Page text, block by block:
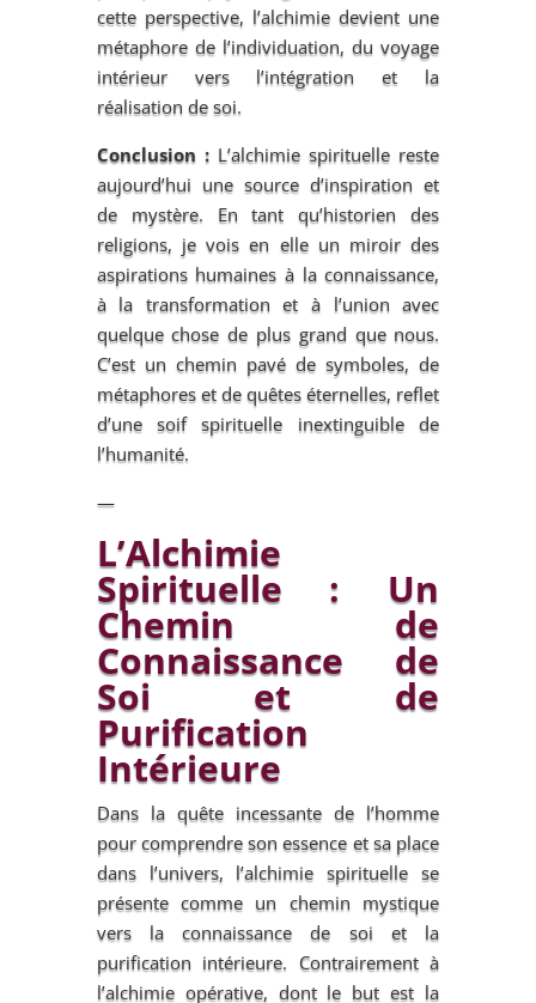
cette perspective, l’alchimie devient une
métaphore de l’individuation, du voyage
intérieur vers l’intégration et la
réalisation de soi.
Conclusion :L’alchimie spirituelle reste
aujourd’hui une source d’inspiration et
de mystère. En tant qu’historien des
religions, je vois en elle un miroir des
aspirations humaines à la connaissance,
à la transformation et à l’union avec
quelque chose de plus grand que nous.
C’est un chemin pavé de symboles, de
métaphores et de quêtes éternelles, reflet
d’une soif spirituelle inextinguible de
l’humanité.
—
L’Alchimie
Spirituelle : Un
Chemin de
Connaissance de
Soi et de
Purification
Intérieure
Dans la quête incessante de l’homme
pour comprendre son essence et sa place
dans l’univers, l’alchimie spirituelle se
présente comme un chemin mystique
vers la connaissance de soi et la
purification intérieure. Contrairement à
l’alchimie opérative, dont le but est la